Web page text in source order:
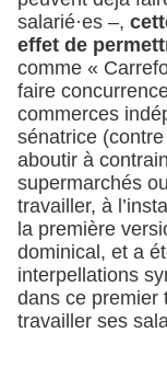
salarié·es –,
effet de
comme «
faire
commerces
sénatrice
aboutir à
supermarchés
travailler, à
la première
dominical, et a
interpellations
dans ce premier
travailler ses